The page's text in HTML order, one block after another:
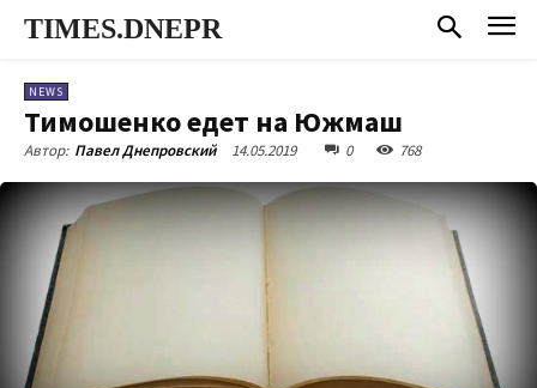
TIMES.DNEPR
NEWS
Тимошенко едет на Южмаш
Автор: Павел Днепровский 14.05.2019 0 768